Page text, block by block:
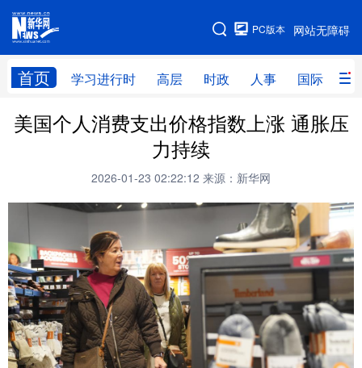
网站无障碍
PC版本
首页 学习进行时 高层 时政 人事 国际 财
网站地图
学习进行时 高层 时政 人事
全球连线
体育
文化 书画 健康 军事
访谈 视频 图片 政务
法律 中央文件 金融 汽车
食品 人居 信息化 数字经济
美国个人消费支出价格指数上涨 通胀压
力持续
2026-01-23 02:22:12 来源：新华网